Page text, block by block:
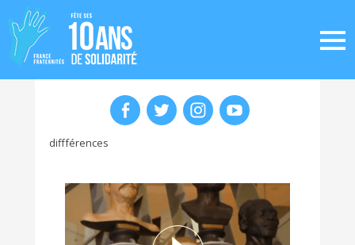
diffférences